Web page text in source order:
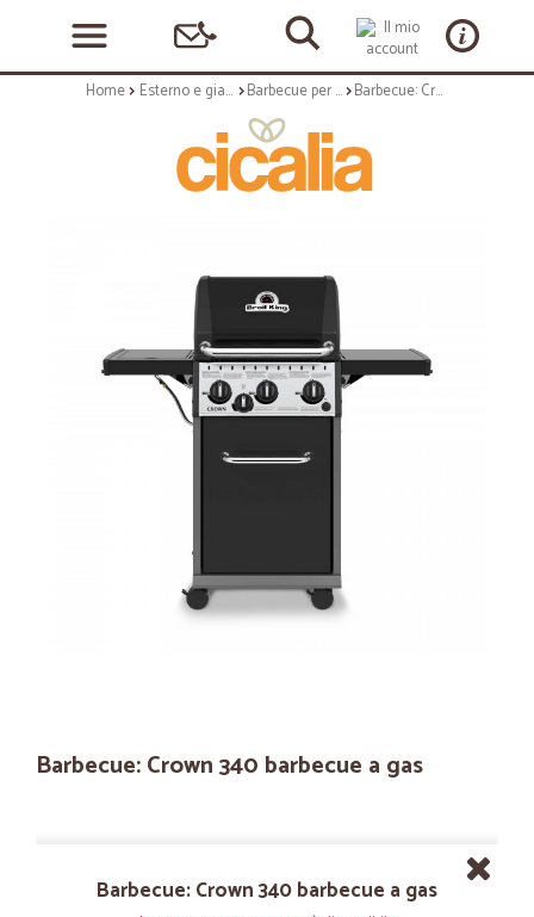
Home Esterno e giardino Barbecue per esterni Barbecue: Crown 340 barbecue a gas
Barbecue: Crown 340 barbecue a gas
Barbecue: Crown 340 barbecue a gas